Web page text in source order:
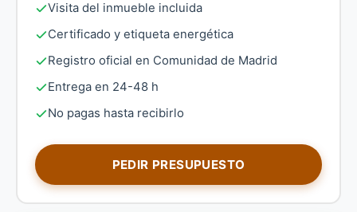
Visita del inmueble incluida
Certificado y etiqueta energética
Registro oficial en Comunidad de Madrid
Entrega en 24-48 h
No pagas hasta recibirlo
PEDIR PRESUPUESTO